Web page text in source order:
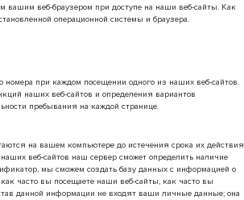
вашим веб-браузером при доступе на наши веб-сайты. Как
операционной системы и браузера.
при каждом посещении одного из наших веб-сайтов.
наших веб-сайтов и определения вариантов
пребывания на каждой странице.
на вашем компьютере до истечения срока их действия
веб-сайтов наш сервер сможет определить наличие
мы сможем создать базу данных с информацией о
часто вы посещаете наши веб-сайты, как часто вы
данной информации не входят ваши личные данные; она